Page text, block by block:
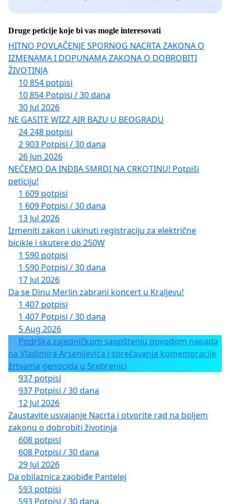
Druge peticije koje bi vas mogle interesovati
HITNO POVLAČENJE SPORNOG NACRTA ZAKONA O
IZMENAMA I DOPUNAMA ZAKONA O DOBROBITI
ŽIVOTINJA
10 854 potpisi
10 854 Potpisi / 30 dana
30 Jul 2026
NE GASITE WIZZ AIR BAZU U BEOGRADU
24 248 potpisi
2 903 Potpisi / 30 dana
26 Jun 2026
NEĆEMO DA INĐIJA SMRDI NA CRKOTINU! Potpiši
peticiju!
1 609 potpisi
1 609 Potpisi / 30 dana
13 Jul 2026
Izmeniti zakon i ukinuti registraciju za električne
bicikle i skutere do 250W
1 590 potpisi
1 590 Potpisi / 30 dana
17 Jul 2026
Da se Dinu Merlin zabrani koncert u Kraljevu!
1 407 potpisi
1 407 Potpisi / 30 dana
5 Aug 2026
Podrška zajedničkom saopštenju povodom napada
na Vladimira Arsenijevića i sprečavanja komemoracije
žrtvama genocida u Srebrenici
937 potpisi
937 Potpisi / 30 dana
12 Jul 2026
Zaustavite usvajanje Nacrta i otvorite rad na boljem
zakonu o dobrobiti životinja
608 potpisi
608 Potpisi / 30 dana
29 Jul 2026
Da obilaznica zaobiđe Pantelej
593 potpisi
593 Potpisi / 30 dana